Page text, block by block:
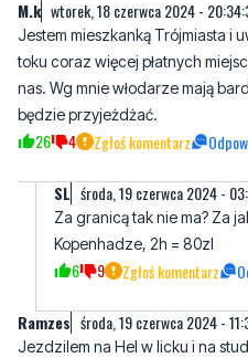
M.k wtorek, 18 czerwca 2024 -
Jestem mieszkanką Trójmiasta i
toku coraz więcej płatnych
nas. Wg mnie włodarze mają
będzie przyjeżdżać.
26 4 Zgłoś komentarz
SL środa, 19 czerwca 2024 -
Za granicą tak nie ma? Za
Kopenhadze, 2h = 80zl
6 9 Zgłoś komentarz
Ramzes środa, 19 czerwca 2024 -
Jezdzilem na Hel w licku i na